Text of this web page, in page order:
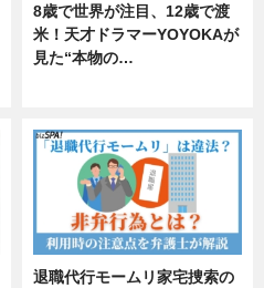
8歳で世界が注目、12歳で渡
米！天才ドラマーYOYOKAが
見た“本物の…
退職代行モームリ家宅捜索の